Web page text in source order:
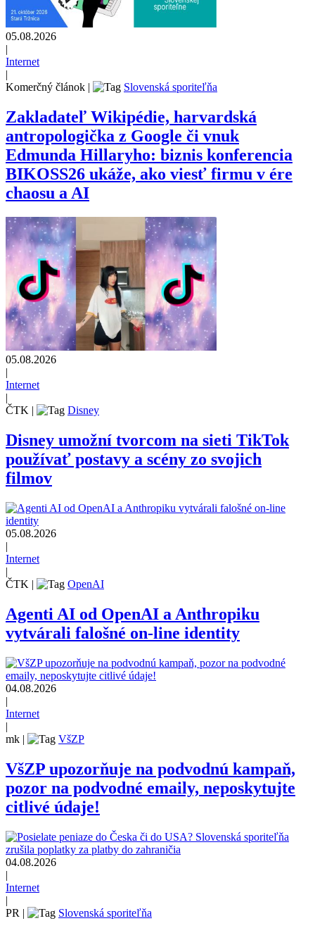
05.08.2026
|
Internet
|
Komerčný článok | Slovenská sporiteľňa
Zakladateľ Wikipédie, harvardská
antropologička z Google či vnuk
Edmunda Hillaryho: biznis konferencia
BIKOSS26 ukáže, ako viesť firmu v ére
chaosu a AI
05.08.2026
|
Internet
|
ČTK | Disney
Disney umožní tvorcom na sieti TikTok
používať postavy a scény zo svojich
filmov
05.08.2026
|
Internet
|
ČTK | OpenAI
Agenti AI od OpenAI a Anthropiku
vytvárali falošné on-line identity
04.08.2026
|
Internet
|
mk | VšZP
VšZP upozorňuje na podvodnú kampaň,
pozor na podvodné emaily, neposkytujte
citlivé údaje!
04.08.2026
|
Internet
|
PR | Slovenská sporiteľňa